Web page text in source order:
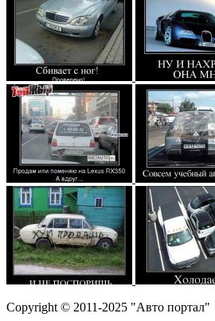
Copyright © 2011-2025 "Авто портал"